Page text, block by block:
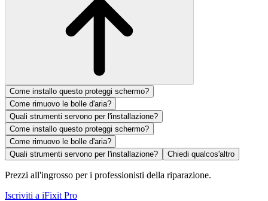
Come installo questo proteggi schermo?
Come rimuovo le bolle d'aria?
Quali strumenti servono per l'installazione?
Come installo questo proteggi schermo?
Come rimuovo le bolle d'aria?
Quali strumenti servono per l'installazione?
Chiedi qualcos'altro
Prezzi all'ingrosso per i professionisti della riparazione.
Iscriviti a iFixit Pro